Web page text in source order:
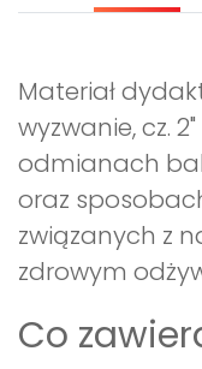
Materiał
wyzwanie, cz.
odmianach
oraz
związanych z
zdrowym
Co